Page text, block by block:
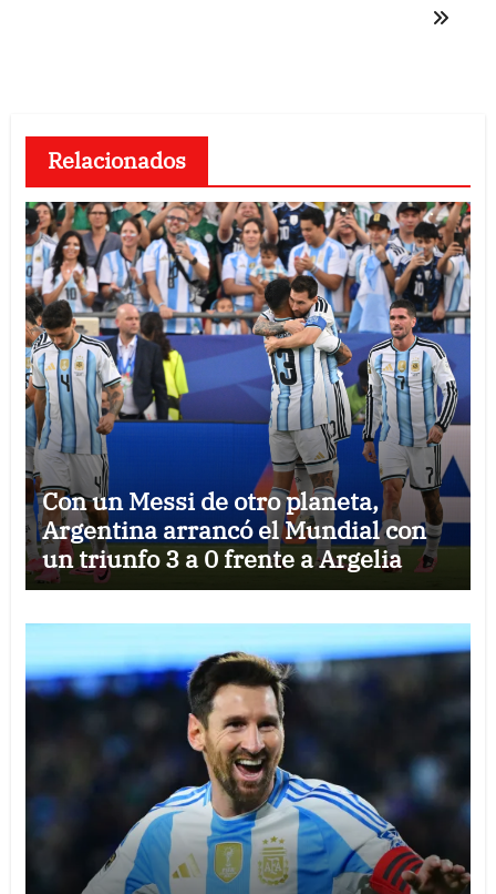
Relacionados
Con un Messi de otro planeta,
Argentina arrancó el Mundial con
un triunfo 3 a 0 frente a Argelia